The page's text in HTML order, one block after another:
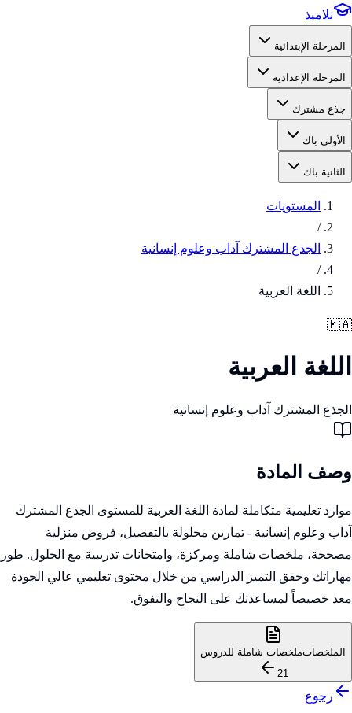
تلاميذ
المرحلة الإبتدائية
المرحلة الإعدادية
جذع مشترك
الأولى باك
الثانية باك
المستويات
/
الجذع المشترك آداب وعلوم إنسانية
/
اللغة العربية
🇲🇦
اللغة العربية
الجذع المشترك آداب وعلوم إنسانية
وصف المادة
موارد تعليمية متكاملة لمادة اللغة العربية للمستوى الجذع المشترك
آداب وعلوم إنسانية - تمارين محلولة بالتفصيل، فروض منزلية
مصححة، ملخصات شاملة ومركزة، وامتحانات تدريبية مع الحلول. طور
مهاراتك وحقق التميز الدراسي من خلال محتوى تعليمي عالي الجودة
معد خصيصاً لمساعدتك على النجاح والتفوق.
الملخصاتملخصات شاملة للدروس
21
رجوع